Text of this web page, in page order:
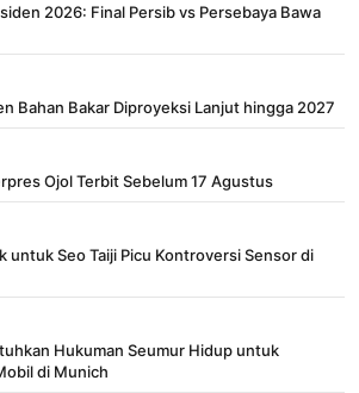
2026: Final Persib vs Persebaya Bawa
Bahan Bakar Diproyeksi Lanjut hingga 2027
Ojol Terbit Sebelum 17 Agustus
untuk Seo Taiji Picu Kontroversi Sensor di
Hukuman Seumur Hidup untuk
di Munich